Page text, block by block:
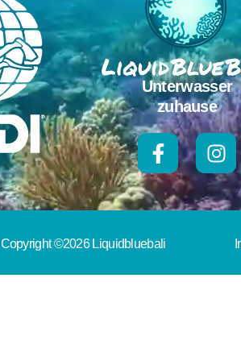
Unterwasser
zuhause
Copyright ©2026 Liquidbluebali